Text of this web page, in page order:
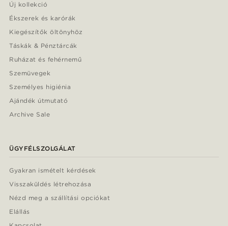
Új kollekció
Ékszerek és karórák
Kiegészítők öltönyhöz
Táskák & Pénztárcák
Ruházat és fehérnemű
Szemüvegek
Személyes higiénia
Ajándék útmutató
Archive Sale
ÜGYFÉLSZOLGÁLAT
Gyakran ismételt kérdések
Visszaküldés létrehozása
Nézd meg a szállítási opciókat
Elállás